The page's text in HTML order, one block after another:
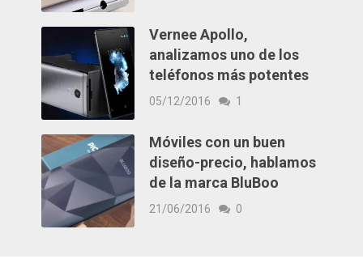
Vernee Apollo,
analizamos uno de los
teléfonos más potentes
05/12/2016 1
Móviles con un buen
diseño-precio, hablamos
de la marca BluBoo
21/06/2016 0